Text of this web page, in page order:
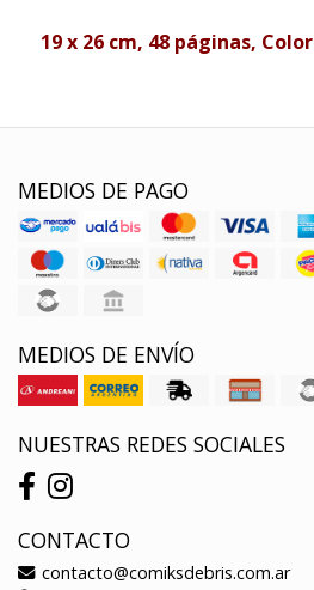
19 x 26 cm, 48 páginas, Color
MEDIOS DE PAGO
MEDIOS DE ENVÍO
NUESTRAS REDES SOCIALES
CONTACTO
contacto@comiksdebris.com.ar